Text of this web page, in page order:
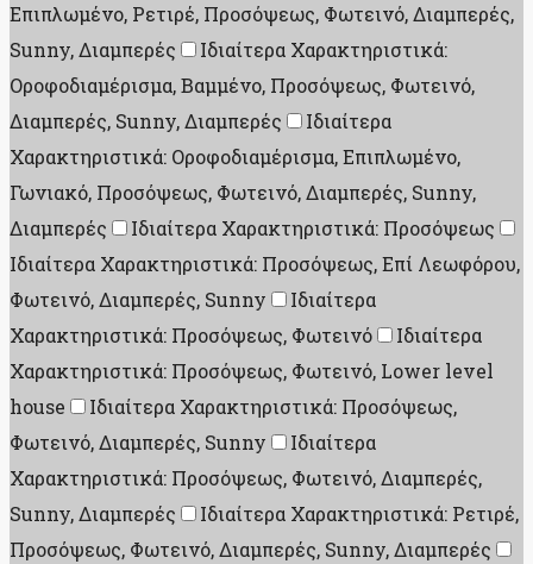
Επιπλωμένο, Ρετιρέ, Προσόψεως, Φωτεινό, Διαμπερές,
Sunny, Διαμπερές
Ιδιαίτερα Χαρακτηριστικά:
Οροφοδιαμέρισμα, Βαμμένο, Προσόψεως, Φωτεινό,
Διαμπερές, Sunny, Διαμπερές
Ιδιαίτερα
Χαρακτηριστικά: Οροφοδιαμέρισμα, Επιπλωμένο,
Γωνιακό, Προσόψεως, Φωτεινό, Διαμπερές, Sunny,
Διαμπερές
Ιδιαίτερα Χαρακτηριστικά: Προσόψεως
Ιδιαίτερα Χαρακτηριστικά: Προσόψεως, Επί Λεωφόρου,
Φωτεινό, Διαμπερές, Sunny
Ιδιαίτερα
Χαρακτηριστικά: Προσόψεως, Φωτεινό
Ιδιαίτερα
Χαρακτηριστικά: Προσόψεως, Φωτεινό, Lower level
house
Ιδιαίτερα Χαρακτηριστικά: Προσόψεως,
Φωτεινό, Διαμπερές, Sunny
Ιδιαίτερα
Χαρακτηριστικά: Προσόψεως, Φωτεινό, Διαμπερές,
Sunny, Διαμπερές
Ιδιαίτερα Χαρακτηριστικά: Ρετιρέ,
Προσόψεως, Φωτεινό, Διαμπερές, Sunny, Διαμπερές